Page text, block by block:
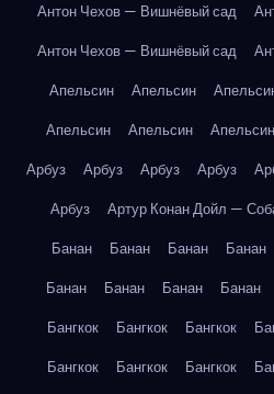
Антон Чехов — Вишнёвый сад
Антон Чехов — Вишнёвый сад
Апельсин
Апельсин
Апельсин
Апельсин Апельсин
Арбуз
Арбуз Арбуз Арбуз
Арбуз
Артур Конан Дойл —
Банан
Банан Банан Банан
Банан
Банан Банан Банан
Бангкок
Бангкок Бангкок
Бангкок
Бангкок Бангкок